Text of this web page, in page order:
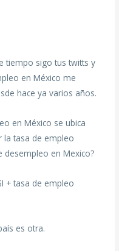
tiempo sigo tus twitts y
en México me
hace ya varios años.
en México se ubica
la tasa de empleo
desempleo en Mexico?
+ tasa de empleo
es otra.